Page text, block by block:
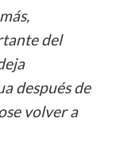
del
después de
volver a